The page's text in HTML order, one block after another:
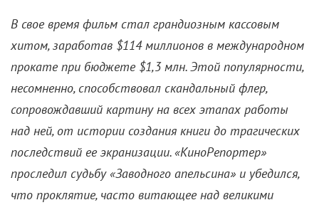
В свое время фильм стал грандиозным кассовым
хитом, заработав $114 миллионов в международном
прокате при бюджете $1,3 млн. Этой популярности,
несомненно, способствовал скандальный флер,
сопровождавший картину на всех этапах работы
над ней, от истории создания книги до трагических
последствий ее экранизации. «КиноРепортер»
проследил судьбу «Заводного апельсина» и убедился,
что проклятие, часто витающее над великими